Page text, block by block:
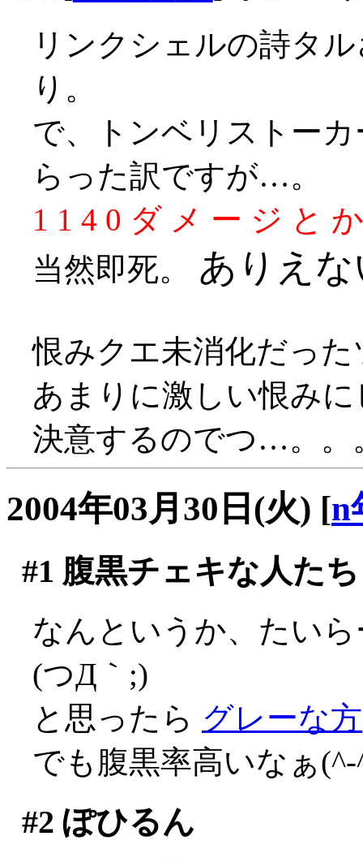
リンクシェルの詩タ
り。
で、トンベリストー
らった訳ですが…。
1 1 4 0 ダ メ ー ジ と
当然即死。 ありえな
恨みクエ未消化だっ
あまりに激しい恨み
決意するのでつ…。。
2004年03月30日(火) [n
#1 腹黒チェキな人たち
なんというか、たい
(つД｀;)
と思ったら グレーな方
でも腹黒率高いなぁ
#2 ぽひるん